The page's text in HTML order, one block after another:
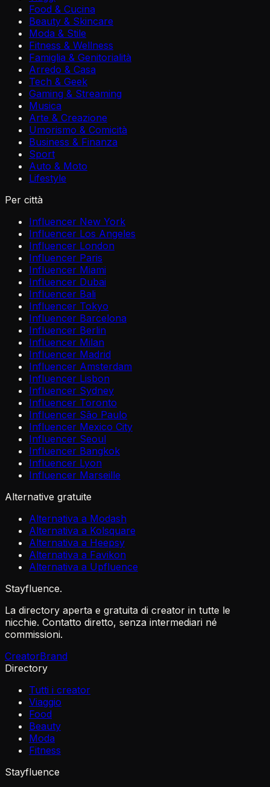
Food & Cucina
Beauty & Skincare
Moda & Stile
Fitness & Wellness
Famiglia & Genitorialità
Arredo & Casa
Tech & Geek
Gaming & Streaming
Musica
Arte & Creazione
Umorismo & Comicità
Business & Finanza
Sport
Auto & Moto
Lifestyle
Per città
Influencer New York
Influencer Los Angeles
Influencer London
Influencer Paris
Influencer Miami
Influencer Dubai
Influencer Bali
Influencer Tokyo
Influencer Barcelona
Influencer Berlin
Influencer Milan
Influencer Madrid
Influencer Amsterdam
Influencer Lisbon
Influencer Sydney
Influencer Toronto
Influencer São Paulo
Influencer Mexico City
Influencer Seoul
Influencer Bangkok
Influencer Lyon
Influencer Marseille
Alternative gratuite
Alternativa a Modash
Alternativa a Kolsquare
Alternativa a Heepsy
Alternativa a Favikon
Alternativa a Upfluence
Stayfluence.
La directory aperta e gratuita di creator in tutte le
nicchie. Contatto diretto, senza intermediari né
commissioni.
CreatorBrand
Directory
Tutti i creator
Viaggio
Food
Beauty
Moda
Fitness
Stayfluence